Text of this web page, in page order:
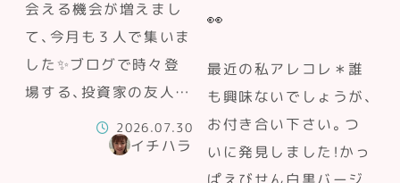
会える機会が増えまし
て、今月も３人で集いま
した✨ブログで時々登
場する、投資家の友人…
2026.07.30
イチハラ
👀
最近の私アレコレ＊誰
も興味ないでしょうが、
お付き合い下さい。つ
いに発見しました！かっ
ぱえびせん白黒バージ